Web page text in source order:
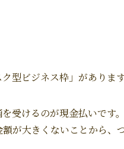
型ビジネス枠」があります
受けるのが現金払いで
が大きくないことから